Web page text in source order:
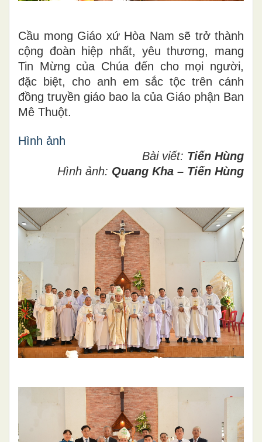
Cầu mong Giáo xứ Hòa Nam sẽ trở thành
cộng đoàn hiệp nhất, yêu thương, mang
Tin Mừng của Chúa đến cho mọi người,
đặc biệt, cho anh em sắc tộc trên cánh
đồng truyền giáo bao la của Giáo phận Ban
Mê Thuột.
Hình ảnh
Bài viết: Tiến Hùng
Hình ảnh: Quang Kha – Tiến Hùng